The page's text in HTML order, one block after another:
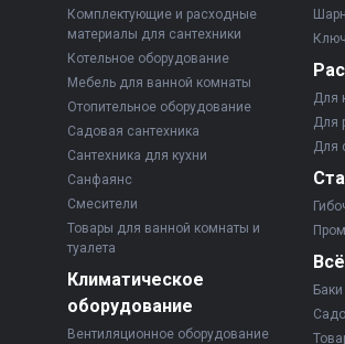
Комплектующие и расходные
материалы для сантехники
Котельное оборудование
Мебель для ванной комнаты
Отопительное оборудование
Садовая сантехника
Сантехника для кухни
Санфаянс
Смесители
Товары для ванной комнаты и
туалета
Климатическое
оборудование
Вентиляционное оборудование
Для
Для
Для